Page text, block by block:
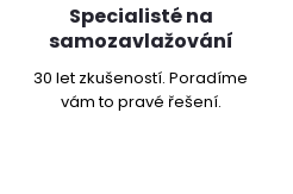
Specialisté na
samozavlažování
30 let zkušeností. Poradíme
vám to pravé řešení.